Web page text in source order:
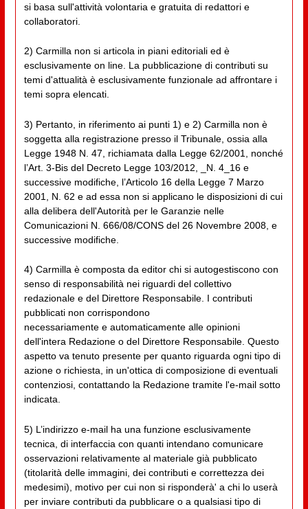
si basa sull'attività volontaria e gratuita di redattori e
collaboratori.
2) Carmilla non si articola in piani editoriali ed è
esclusivamente on line. La pubblicazione di contributi su
temi d'attualità è esclusivamente funzionale ad affrontare i
temi sopra elencati.
3) Pertanto, in riferimento ai punti 1) e 2) Carmilla non è
soggetta alla registrazione presso il Tribunale, ossia alla
Legge 1948 N. 47, richiamata dalla Legge 62/2001, nonché
l’Art. 3-Bis del Decreto Legge 103/2012, _N. 4_16 e
successive modifiche, l’Articolo 16 della Legge 7 Marzo
2001, N. 62 e ad essa non si applicano le disposizioni di cui
alla delibera dell'Autorità per le Garanzie nelle
Comunicazioni N. 666/08/CONS del 26 Novembre 2008, e
successive modifiche.
4) Carmilla è composta da editor chi si autogestiscono con
senso di responsabilità nei riguardi del collettivo
redazionale e del Direttore Responsabile. I contributi
pubblicati non corrispondono
necessariamente e automaticamente alle opinioni
dell'intera Redazione o del Direttore Responsabile. Questo
aspetto va tenuto presente per quanto riguarda ogni tipo di
azione o richiesta, in un'ottica di composizione di eventuali
contenziosi, contattando la Redazione tramite l'e-mail sotto
indicata.
5) L’indirizzo e-mail ha una funzione esclusivamente
tecnica, di interfaccia con quanti intendano comunicare
osservazioni relativamente al materiale già pubblicato
(titolarità delle immagini, dei contributi e correttezza dei
medesimi), motivo per cui non si risponderà' a chi lo userà
per inviare contributi da pubblicare o a qualsiasi tipo di